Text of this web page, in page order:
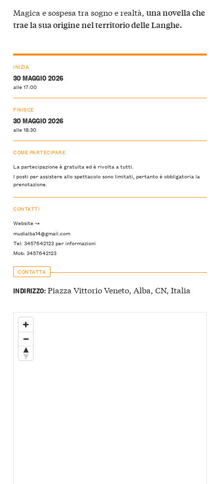
Magica e sospesa tra sogno e realtà, una novella che
trae la sua origine nel territorio delle Langhe.
INIZIA
30 MAGGIO 2026
alle 17:00
FINISCE
30 MAGGIO 2026
alle 18:30
COME PARTECIPARE
La partecipazione è gratuita ed è rivolta a tutti.
I posti per assistere allo spettacolo sono limitati, pertanto è obbligatoria la
prenotazione.
CONTATTI
Website ↝
mudialba14@gmail.com
Tel: 3457642123 per informazioni
Mob: 3457642123
CONTATTA
INDIRIZZO:Piazza Vittorio Veneto, Alba, CN, Italia